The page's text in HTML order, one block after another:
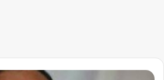
تفاصيل